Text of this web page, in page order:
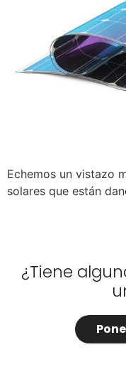
Echemos un vistazo
solares que están
¿Tiene